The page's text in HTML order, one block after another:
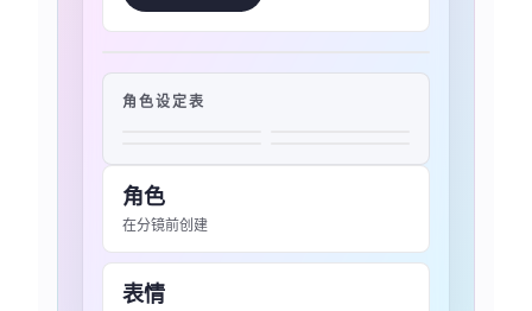
角色设定表
角色
在分镜前创建
表情